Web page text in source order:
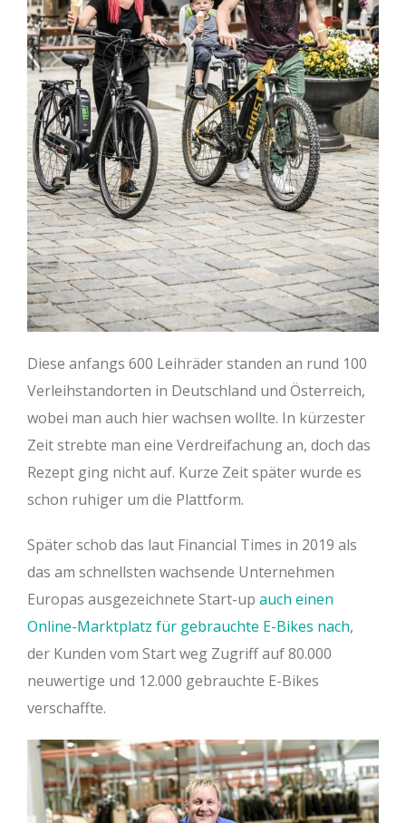
Diese anfangs 600 Leihräder standen an rund 100
Verleihstandorten in Deutschland und Österreich,
wobei man auch hier wachsen wollte. In kürzester
Zeit strebte man eine Verdreifachung an, doch das
Rezept ging nicht auf. Kurze Zeit später wurde es
schon ruhiger um die Plattform.
Später schob das laut Financial Times in 2019 als
das am schnellsten wachsende Unternehmen
Europas ausgezeichnete Start-up auch einen
Online-Marktplatz für gebrauchte E-Bikes nach,
der Kunden vom Start weg Zugriff auf 80.000
neuwertige und 12.000 gebrauchte E-Bikes
verschaffte.